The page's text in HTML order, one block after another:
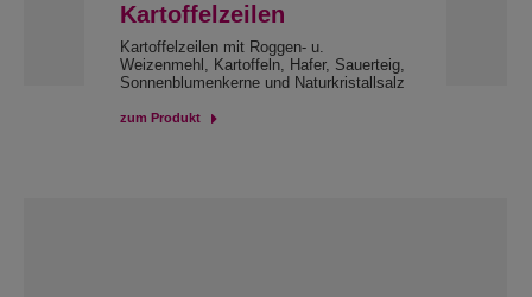
Kartoffelzeilen
Kartoffelzeilen mit Roggen- u.
Weizenmehl, Kartoffeln, Hafer, Sauerteig,
Sonnenblumenkerne und Naturkristallsalz
zum Produkt